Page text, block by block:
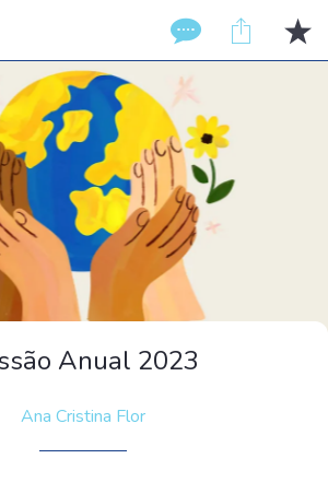
Anual 2023
Ana Cristina Flor